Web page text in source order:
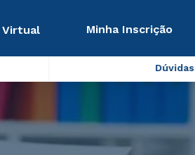
Virtual Minha Inscrição
Dúvidas